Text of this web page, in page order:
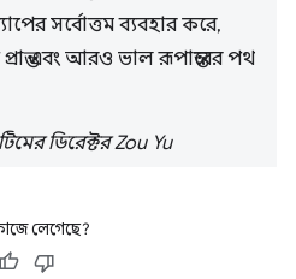
সর্বোত্তম ব্যবহার করে,
এবং আরও ভাল রূপান্তরের পথ
ডিরেক্টর Zou Yu
লেগেছে?